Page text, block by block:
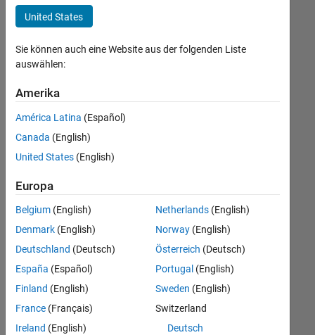
Advanced Support
Infrastructure and Architecture
Product Development
+2
Derzeit
es
keine
offenen
Stellen,
Ihren
Suchkriterien
entsprechen.
können
die
Suchkriterien
weiter
fassen
oder
United States
Sie können auch eine Website aus der folgenden Liste
auswählen:
Amerika
América Latina (Español)
Canada (English)
United States (English)
Europa
Belgium (English)
Denmark (English)
Deutschland (Deutsch)
España (Español)
Finland (English)
France (Français)
Ireland (English)
Netherlands(English)
Norway(English)
Österreich (Deutsch)
Portugal (English)
Sweden (English)
Switzerland
Deutsch